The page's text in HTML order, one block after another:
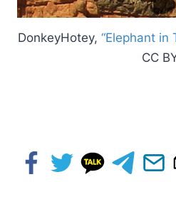
DonkeyHotey, “Elephant in
CC